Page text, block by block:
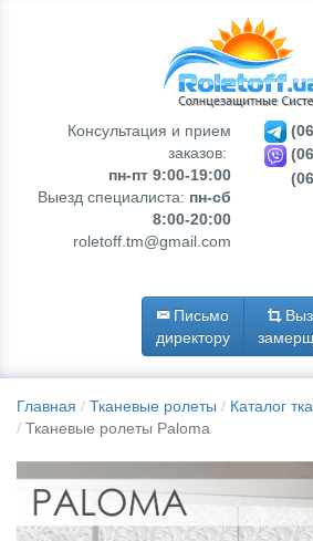
Консультация и прием
заказов:
пн-пт 9:00-19:00
Выезд специалиста: пн-сб
8:00-20:00
roletoff.tm@gmail.com
Письмо
директору
Главная Тканевые ролеты
Каталог
Тканевые ролеты Paloma